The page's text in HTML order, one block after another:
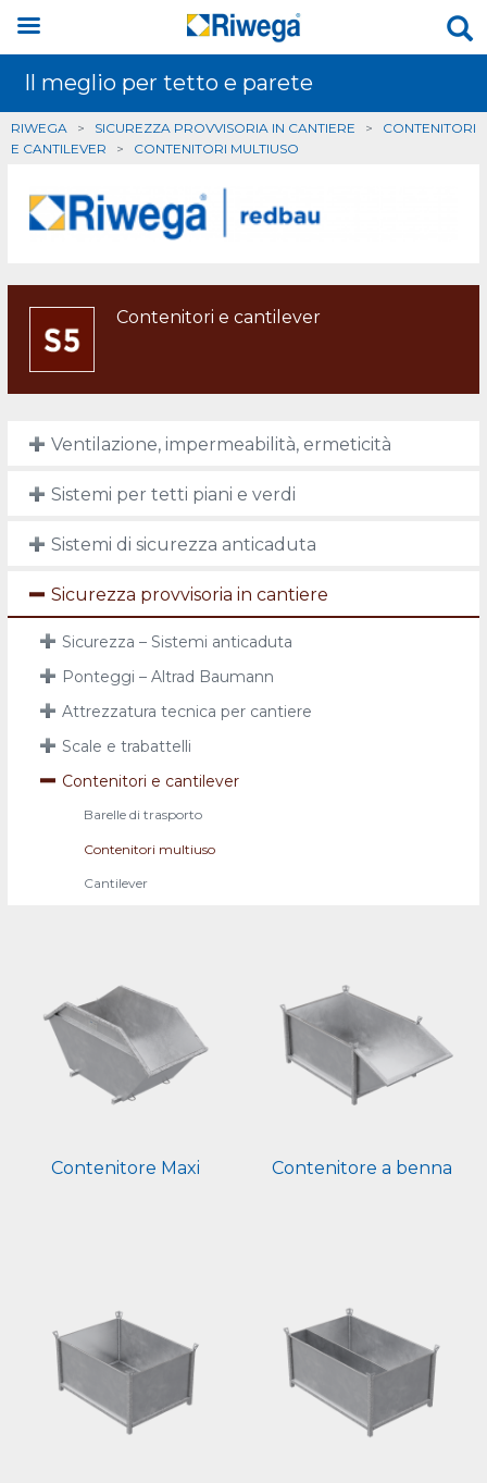
Il meglio per tetto e parete
RIWEGA > SICUREZZA PROVVISORIA IN CANTIERE > CONTENITORI
E CANTILEVER > CONTENITORI MULTIUSO
Contenitori e cantilever
Ventilazione, impermeabilità, ermeticità
Sistemi per tetti piani e verdi
Sistemi di sicurezza anticaduta
Sicurezza provvisoria in cantiere
Sicurezza – Sistemi anticaduta
Ponteggi – Altrad Baumann
Attrezzatura tecnica per cantiere
Scale e trabattelli
Contenitori e cantilever
Barelle di trasporto
Contenitori multiuso
Cantilever
Contenitore Maxi Contenitore a benna